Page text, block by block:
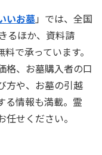
いお墓」では、全国
るほか、資料請
で承っています。
格、お墓購入者の口
方や、お墓の引越
る情報も満載。霊
せください。